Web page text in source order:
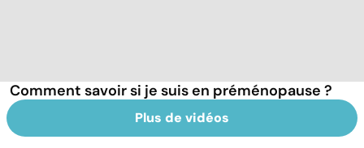
Comment savoir si je suis en préménopause ?
Plus de vidéos